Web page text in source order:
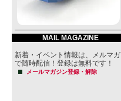
MAIL MAGAZINE
新着・イベント情報は、メルマガ
で随時配信！登録は無料です！
メールマガジン登録・解除